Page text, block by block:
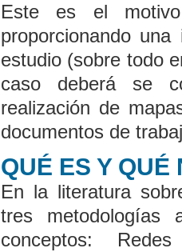
Este es el
proporcionando
estudio (sobre todo
caso deberá se
realización de
documentos de
QUÉ ES Y QUÉ
En la literatura
tres metodologías
conceptos: